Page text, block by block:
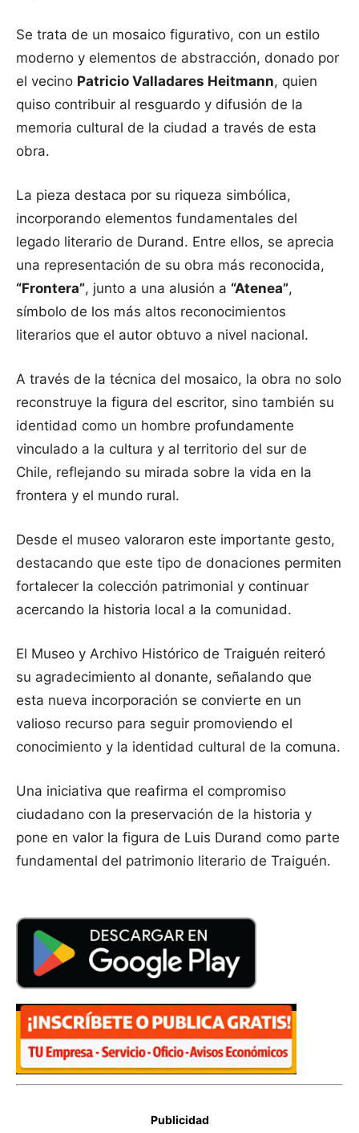
Se trata de un mosaico figurativo, con un estilo
moderno y elementos de abstracción, donado por
el vecino Patricio Valladares Heitmann, quien
quiso contribuir al resguardo y difusión de la
memoria cultural de la ciudad a través de esta
obra.
La pieza destaca por su riqueza simbólica,
incorporando elementos fundamentales del
legado literario de Durand. Entre ellos, se aprecia
una representación de su obra más reconocida,
“Frontera”, junto a una alusión a “Atenea”,
símbolo de los más altos reconocimientos
literarios que el autor obtuvo a nivel nacional.
A través de la técnica del mosaico, la obra no solo
reconstruye la figura del escritor, sino también su
identidad como un hombre profundamente
vinculado a la cultura y al territorio del sur de
Chile, reflejando su mirada sobre la vida en la
frontera y el mundo rural.
Desde el museo valoraron este importante gesto,
destacando que este tipo de donaciones permiten
fortalecer la colección patrimonial y continuar
acercando la historia local a la comunidad.
El Museo y Archivo Histórico de Traiguén reiteró
su agradecimiento al donante, señalando que
esta nueva incorporación se convierte en un
valioso recurso para seguir promoviendo el
conocimiento y la identidad cultural de la comuna.
Una iniciativa que reafirma el compromiso
ciudadano con la preservación de la historia y
pone en valor la figura de Luis Durand como parte
fundamental del patrimonio literario de Traiguén.
Publicidad